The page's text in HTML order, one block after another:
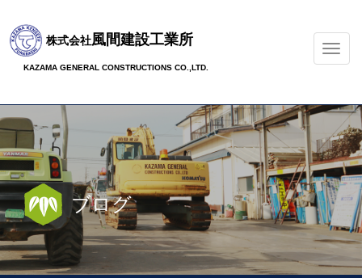
ナ
ビ
ー
シ
ョ
ン
の
切
替
株式会社風間建設工業所
KAZAMA GENERAL CONSTRUCTIONS CO.,LTD.
ブログ